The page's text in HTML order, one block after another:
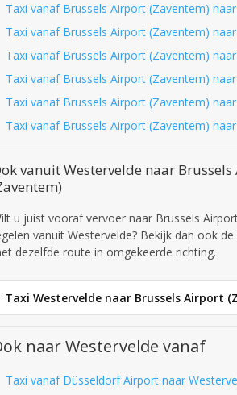
Taxi vanaf Brussels Airport (Zaventem)
Taxi vanaf Brussels Airport (Zaventem) naar
Taxi vanaf Brussels Airport (Zaventem)
Taxi vanaf Brussels Airport (Zaventem)
Taxi vanaf Brussels Airport (Zaventem)
Taxi vanaf Brussels Airport (Zaventem)
vanuit Westervelde naar
u juist vooraf vervoer naar Brussels
vanuit Westervelde? Bekijk dan ook
dezelfde route in omgekeerde richting.
Taxi Westervelde naar Brussels Airport
naar Westervelde vanaf
Taxi vanaf Düsseldorf Airport naar